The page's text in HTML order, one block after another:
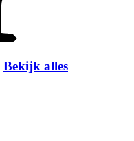
Bekijk alles